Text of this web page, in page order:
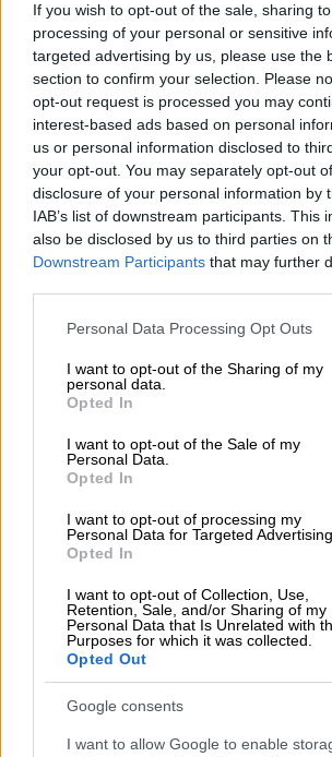
If you wish to opt-out of the sale, sharing
processing of your personal or sensitive
targeted advertising by us, please use the
section to confirm your selection. Please
opt-out request is processed you may
interest-based ads based on personal
us or personal information disclosed to
your opt-out. You may separately opt-out
disclosure of your personal information by
IAB’s list of downstream participants. This
also be disclosed by us to third parties on
Downstream Participants that may further
Please note that this website/app uses one
not limited to your visit or usage behaviour.
grant or deny consent to Google and its
use your data for below specified purposes
consent section.
Personal Data Processing Opt Outs
I want to opt-out of the Sharing of my
personal data.
Opted In
I want to opt-out of the Sale of my
Personal Data.
Opted In
I want to opt-out of processing my
Personal Data for Targeted Advertising.
Opted In
I want to opt-out of Collection, Use,
Retention, Sale, and/or Sharing of my
Personal Data that Is Unrelated with
Purposes for which it was collected.
Opted Out
Google consents
I want to allow Google to enable
Κόσμος|07.08.2025 23:01
Μελόνι κατά Δικαιοσύνης
μεταναστευτικό: «Δεν
στην χώρα των θαυμάτων
Τι ανέφερε η Ιταλίδα
Αθλητισμός|07.08.2025 23:00
Καλή εμφάνιση απ' τον
αλλά του έλειψε και πάλι το
απέναντι στη Σαχτάρ
Όλα θα κριθούν στη ρεβάνς της